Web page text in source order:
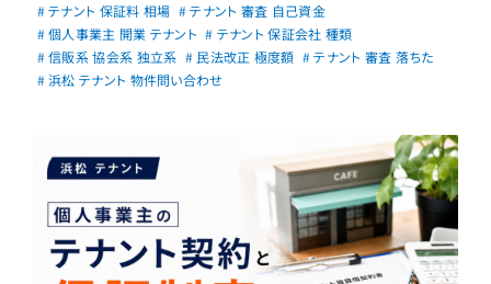
# テナント 保証料 相場 # テナント 審査 自己資金
# 個人事業主 開業 テナント # テナント 保証会社 種類
# 信販系 協会系 独立系 # 民法改正 極度額 # テナント 審査 落ちた
# 浜松 テナント 物件問い合わせ